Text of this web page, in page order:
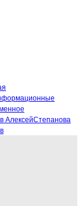
АлексейСтепанова